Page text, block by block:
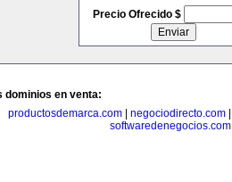
Precio Ofrecido $
dominios en venta:
productosdemarca.com| negociodirecto.com|
softwaredenegocios.com